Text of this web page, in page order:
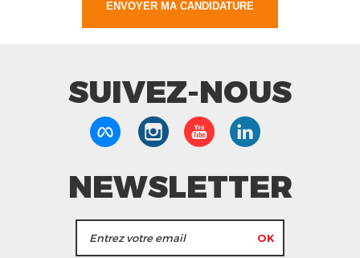
SUIVEZ-NOUS
NEWSLETTER